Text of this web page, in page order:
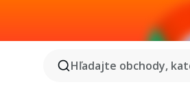
Hľadajte obchody,